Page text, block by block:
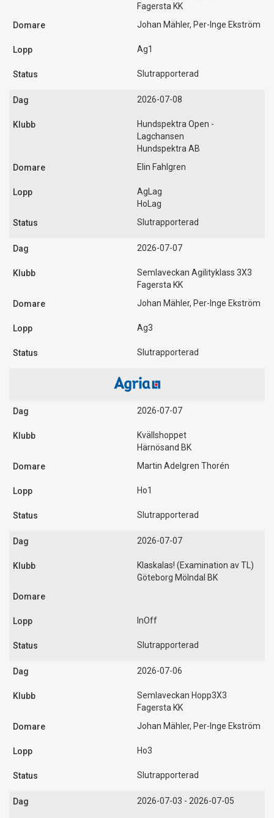
Fagersta KK
Johan Mähler, Per-Inge Ekström
Ag1
Slutrapporterad
2026-07-08
Hundspektra Open -
Lagchansen
Hundspektra AB
Elin Fahlgren
AgLag
HoLag
Slutrapporterad
2026-07-07
Semlaveckan Agilityklass 3X3
Fagersta KK
Johan Mähler, Per-Inge Ekström
Ag3
Slutrapporterad
2026-07-07
Kvällshoppet
Härnösand BK
Martin Adelgren Thorén
Ho1
Slutrapporterad
2026-07-07
Klaskalas! (Examination av TL)
Göteborg Mölndal BK
InOff
Slutrapporterad
2026-07-06
Semlaveckan Hopp3X3
Fagersta KK
Johan Mähler, Per-Inge Ekström
Ho3
Slutrapporterad
2026-07-03 - 2026-07-05